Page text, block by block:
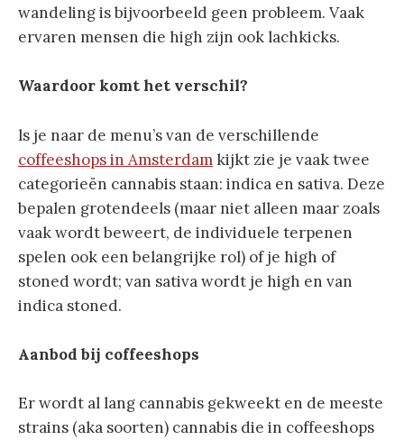
wandeling is bijvoorbeeld geen probleem. Vaak
ervaren mensen die high zijn ook lachkicks.
Waardoor komt het verschil?
ls je naar de menu’s van de verschillende
coffeeshops in Amsterdamkijkt zie je vaak twee
categorieën cannabis staan: indica en sativa. Deze
bepalen grotendeels (maar niet alleen maar zoals
vaak wordt beweert, de individuele terpenen
spelen ook een belangrijke rol) of je high of
stoned wordt; van sativa wordt je high en van
indica stoned.
Aanbod bij coffeeshops
Er wordt al lang cannabis gekweekt en de meeste
strains (aka soorten) cannabis die in coffeeshops